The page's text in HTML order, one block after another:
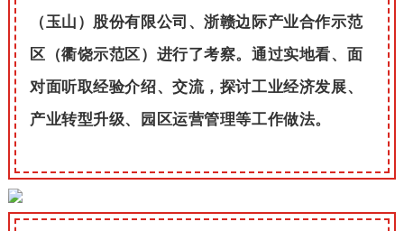
（玉山）股份有限公司、浙赣边际产业合作示范
区（衢饶示范区）进行了考察。通过实地看、面
对面听取经验介绍、交流，探讨工业经济发展、
产业转型升级、园区运营管理等工作做法。